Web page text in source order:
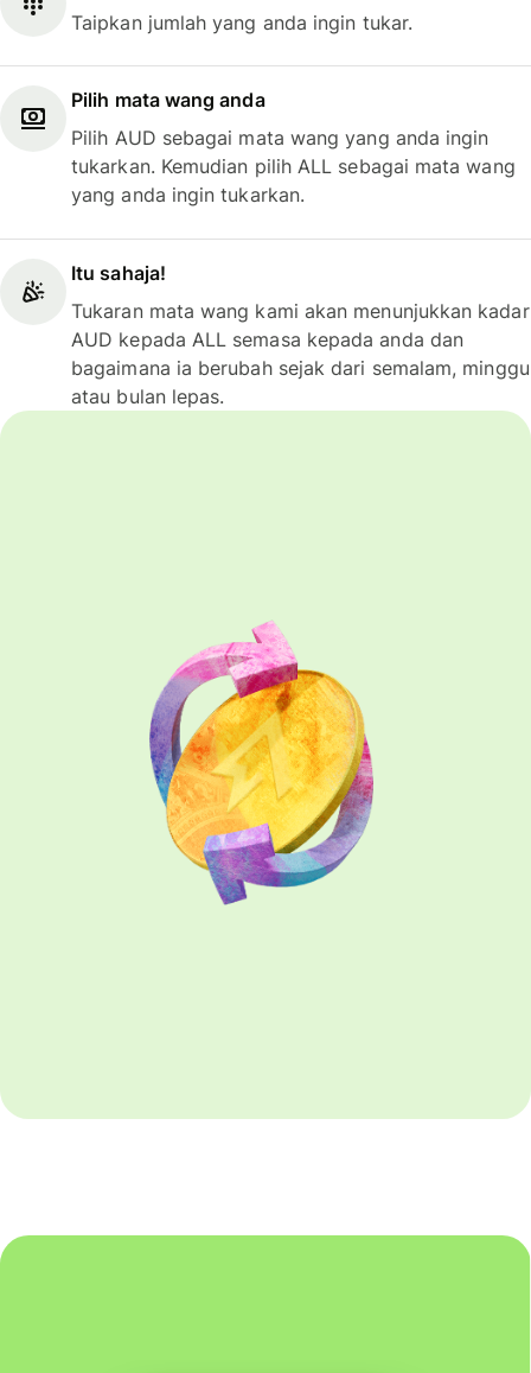
Taipkan jumlah yang anda ingin tukar.
Pilih mata wang anda
Pilih AUD sebagai mata wang yang anda ingin
tukarkan. Kemudian pilih ALL sebagai mata wang
yang anda ingin tukarkan.
Itu sahaja!
Tukaran mata wang kami akan menunjukkan kadar
AUD kepada ALL semasa kepada anda dan
bagaimana ia berubah sejak dari semalam, minggu
atau bulan lepas.